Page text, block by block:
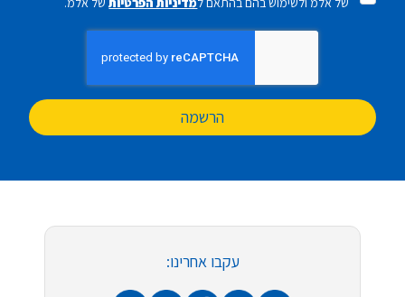
הרשמה
עקבו אחרינו: